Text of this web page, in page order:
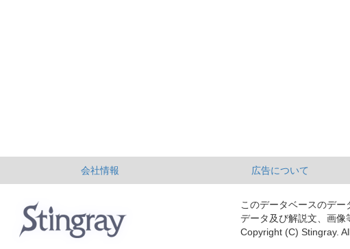
会社情報 広告について
このデータベースのデー
データ及び解説文、画像
Copyright (C) Stingray.